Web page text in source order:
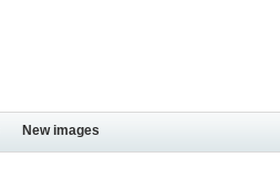
New images